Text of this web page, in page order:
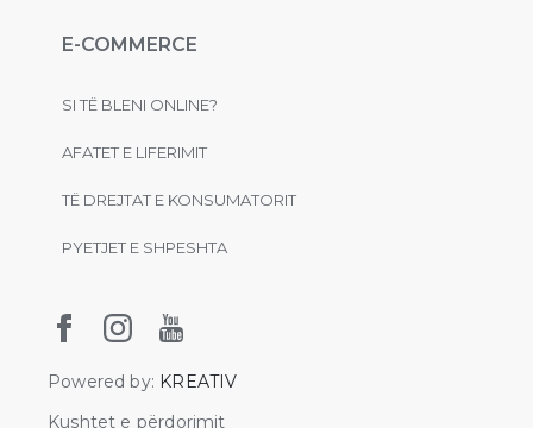
E-COMMERCE
SI TË BLENI ONLINE?
AFATET E LIFERIMIT
TË DREJTAT E KONSUMATORIT
PYETJET E SHPESHTA
Powered by: KREATIV
Kushtet e përdorimit